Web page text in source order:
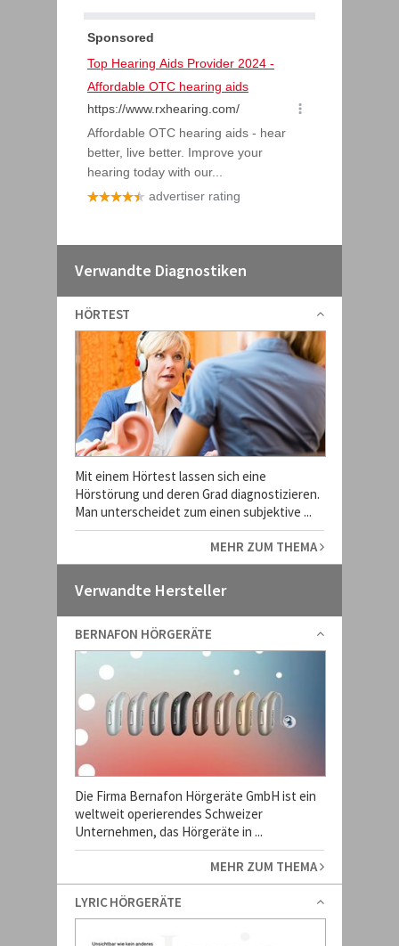
Verwandte Diagnostiken
HÖRTEST
Mit einem Hörtest lassen sich eine
Hörstörung und deren Grad diagnostizieren.
Man unterscheidet zum einen subjektive ...
MEHR ZUM THEMA
Verwandte Hersteller
BERNAFON HÖRGERÄTE
Die Firma Bernafon Hörgeräte GmbH ist ein
weltweit operierendes Schweizer
Unternehmen, das Hörgeräte in ...
MEHR ZUM THEMA
LYRIC HÖRGERÄTE